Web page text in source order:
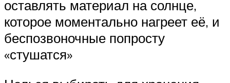
оставлять материал на солнце,
которое моментально нагреет её, и
беспозвоночные попросту
«стушатся»